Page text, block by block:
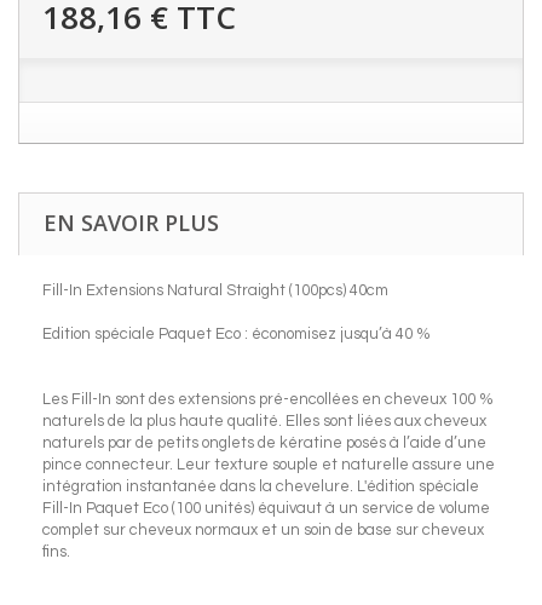
188,16 € TTC
EN SAVOIR PLUS
Fill-In Extensions Natural Straight (100pcs) 40cm
Edition spéciale Paquet Eco : économisez jusqu’à 40 %
Les Fill-In sont des extensions pré-encollées en cheveux 100 %
naturels de la plus haute qualité. Elles sont liées aux cheveux
naturels par de petits onglets de kératine posés à l’aide d’une
pince connecteur. Leur texture souple et naturelle assure une
intégration instantanée dans la chevelure. L'édition spéciale
Fill-In Paquet Eco (100 unités) équivaut à un service de volume
complet sur cheveux normaux et un soin de base sur cheveux
fins.